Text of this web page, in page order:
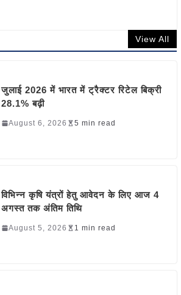
View All
जुलाई 2026 में भारत में ट्रैक्टर रिटेल बिक्री
28.1% बढ़ी
August 6, 2026 5 min read
विभिन्न कृषि यंत्रों हेतु आवेदन के लिए आज 4
अगस्त तक अंतिम तिथि
August 5, 2026 1 min read